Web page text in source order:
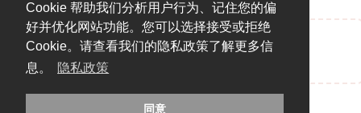
Cookie 帮助我们分析用户行为、记住您的偏
好并优化网站功能。您可以选择接受或拒绝
Cookie。请查看我们的隐私政策了解更多信
息。
隐私政策
同意
说点什么吧...